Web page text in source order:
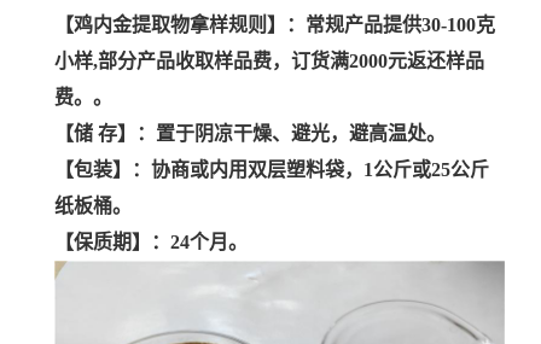
【鸡内金提取物拿样规则】：常规产品提供30-100克
小样,部分产品收取样品费，订货满2000元返还样品
费。。
【储 存】：置于阴凉干燥、避光，避高温处。
【包装】：协商或内用双层塑料袋，1公斤或25公斤
纸板桶。
【保质期】：24个月。